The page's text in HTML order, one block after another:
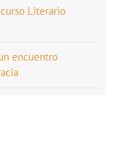
Literario
encuentro